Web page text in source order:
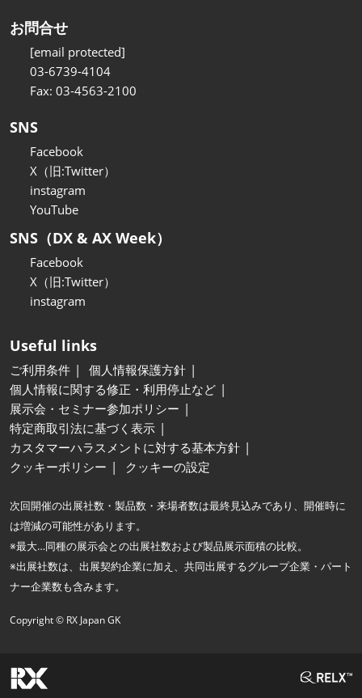
お問合せ
[email protected]
03-6739-4104
Fax: 03-4563-2100
SNS
Facebook
X（旧:Twitter）
instagram
YouTube
SNS（DX & AX Week）
Facebook
X（旧:Twitter）
instagram
Useful links
ご利用条件
個人情報保護方針
個人情報に関する修正・利用停止など
展示会・セミナー参加ポリシー
特定商取引法に基づく表示
カスタマーハラスメントに対する基本方針
クッキーポリシー
クッキーの設定
次回開催の出展社数・製品数・来場者数は最終見込みであり、開催時に
は増減の可能性があります。
※最大…同種の展示会との出展社数および製品展示面積の比較。
※出展社数は、出展契約企業に加え、共同出展するグループ企業・パート
ナー企業数も含みます。
Copyright © RX Japan GK